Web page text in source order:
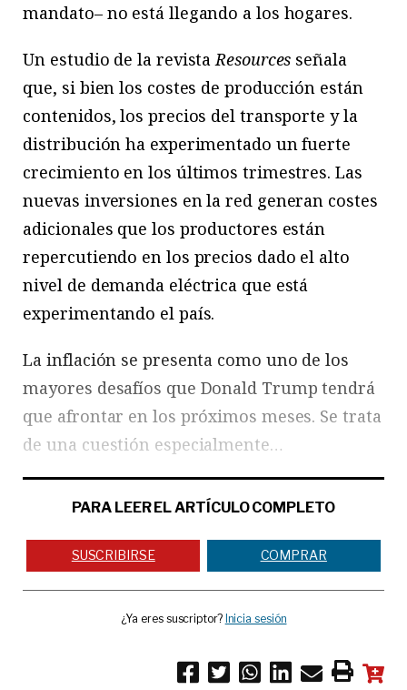
mandato– no está llegando a los hogares.
Un estudio de la revistaResources señala
que, si bien los costes de producción están
contenidos, los precios del transporte y la
distribución ha experimentado un fuerte
crecimiento en los últimos trimestres. Las
nuevas inversiones en la red generan costes
adicionales que los productores están
repercutiendo en los precios dado el alto
nivel de demanda eléctrica que está
experimentando el país.
La inflación se presenta como uno de los
mayores desafíos que Donald Trump tendrá
que afrontar en los próximos meses. Se trata
de una cuestión especialmente…
PARA LEER EL ARTÍCULO COMPLETO
SUSCRIBIRSE COMPRAR
¿Ya eres suscriptor? Inicia sesión